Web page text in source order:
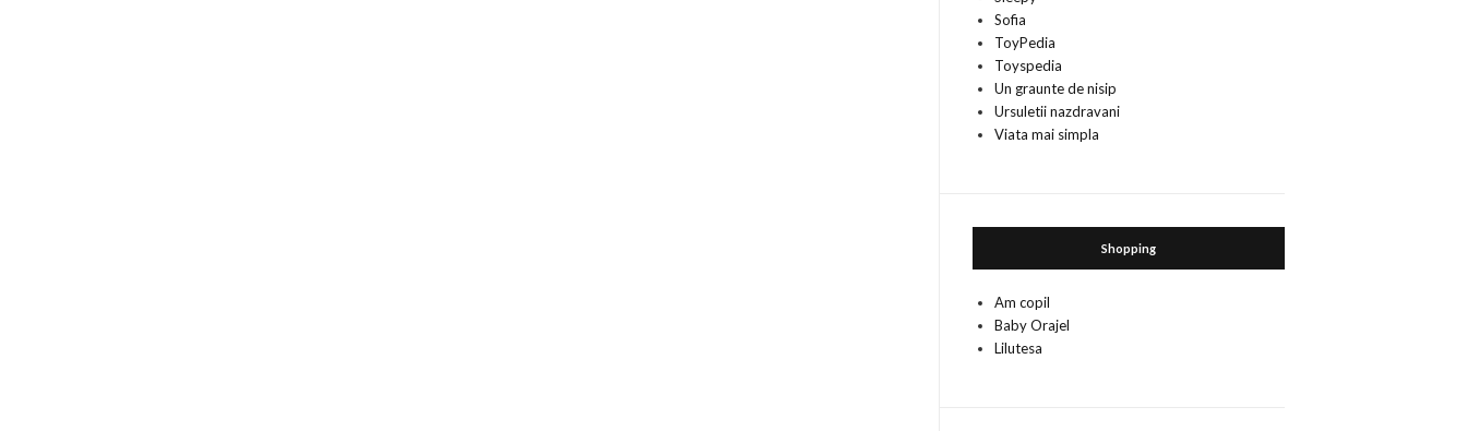
Sofia
ToyPedia
Toyspedia
Un graunte de nisip
Ursuletii nazdravani
Viata mai simpla
Shopping
Am copil
Baby Orajel
Lilutesa